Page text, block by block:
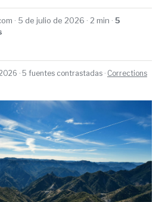
· 5 de julio de 2026 · 2 min · 5
· 5 fuentes contrastadas · Corrections